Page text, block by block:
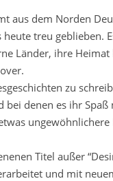
aus dem Norden
heute treu geblieben.
Länder, ihre
zu
bei denen es ihr
Titel außer
und mit